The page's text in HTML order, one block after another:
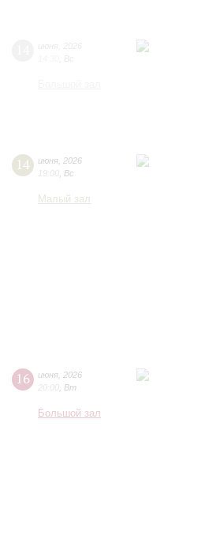
14 июня 2026
19:00 Вс
Малый зал
16 июня 2026
20:00 Вт
Большой зал